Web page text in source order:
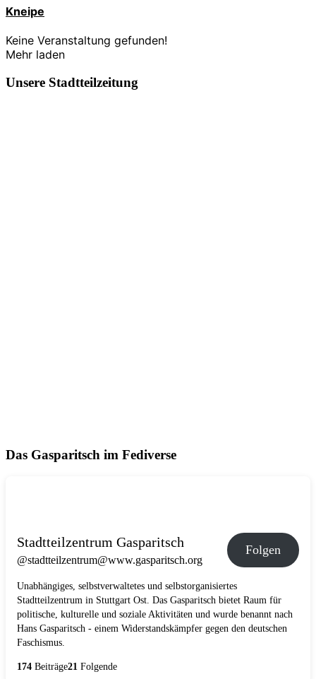
Kneipe
Keine Veranstaltung gefunden!
Mehr laden
Unsere Stadtteilzeitung
Das Gasparitsch im Fediverse
Stadtteilzentrum Gasparitsch
@stadtteilzentrum@www.gasparitsch.org
Folgen
Unabhängiges, selbstverwaltetes und selbstorganisiertes
Stadtteilzentrum in Stuttgart Ost. Das Gasparitsch bietet Raum für
politische, kulturelle und soziale Aktivitäten und wurde benannt nach
Hans Gasparitsch - einem Widerstandskämpfer gegen den deutschen
Faschismus.
174 Beiträge21 Folgende